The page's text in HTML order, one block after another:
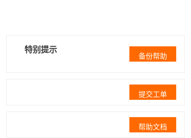
特别提示
备份帮助
提交工单
帮助文档